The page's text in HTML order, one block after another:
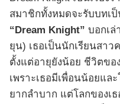
สมาชิกทั้งหมดจะรับบทเ
“Dream Knight” บอกเล่
ยุน) เธอเป็นนักเรียนสาว
ตั้งแต่อายุยังน้อย ชีวิตขอ
เพราะเธอมีเพื่อนน้อยแล
ยากลำบาก แต่โลกของเ